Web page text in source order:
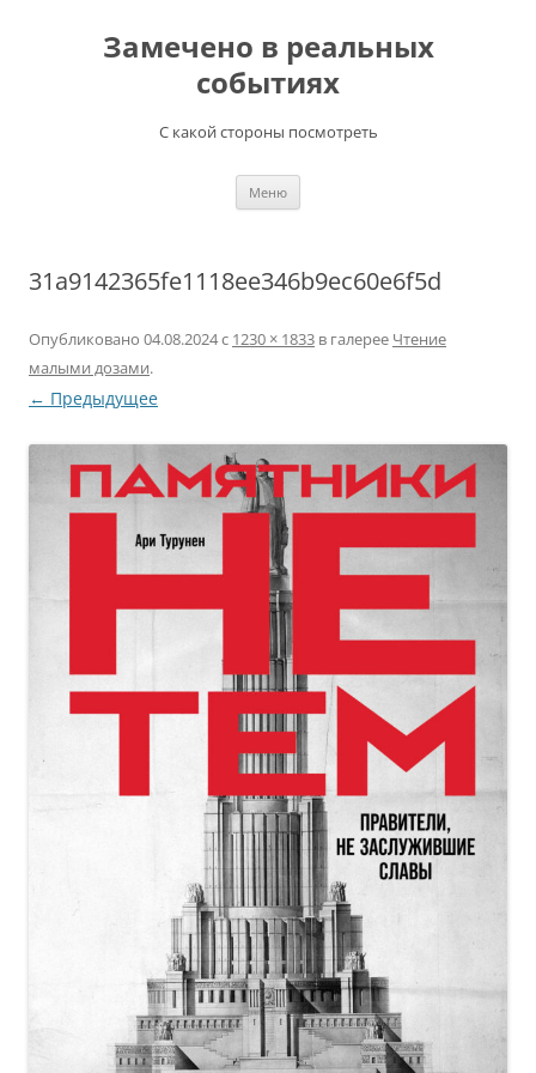
содержимомуЗамечено в реальных
событиях
С какой стороны посмотреть
Меню
31a9142365fe1118ee346b9ec60e6f5d
Опубликовано 04.08.2024с 1230 × 1833 в галерее Чтение
малыми дозами.
← Предыдущее